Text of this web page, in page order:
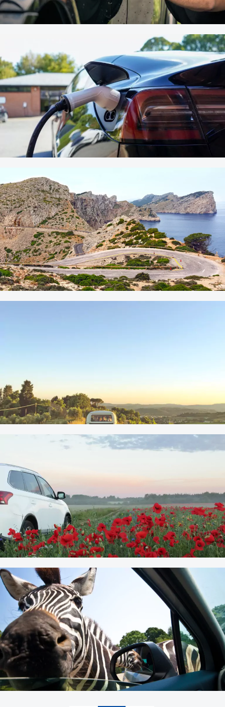
Mietwagenabzocke: So schützt
du dich!
Ausland |Mietbedingungen
26. JULI 2023
Emissionsfrei und Spontan:
Elektro-Mietwagen in Europas
Top-Reisezielen
Ausland |Beliebte Reiseziele
Beliebte Reiseziele
Der perfekte Roadtrip durch
Italien mit dem Mietwagen
Ausland Roadtrip
15. APRIL 2023
Frühe Mietwagenbuchung für
Pfingsten empfehlenswert
Beliebte Reiseziele |Buchung